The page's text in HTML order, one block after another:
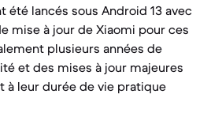
été lancés sous Android 13 avec
mise à jour de Xiaomi pour ces
plusieurs années de
et des mises à jour majeures
à leur durée de vie pratique